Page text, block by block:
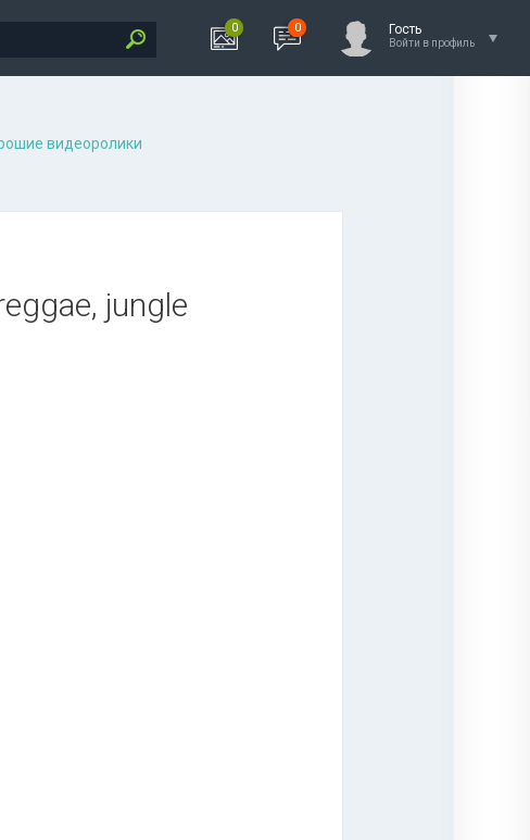
0 0 Гость
Войти в профиль
видеоролики
jungle